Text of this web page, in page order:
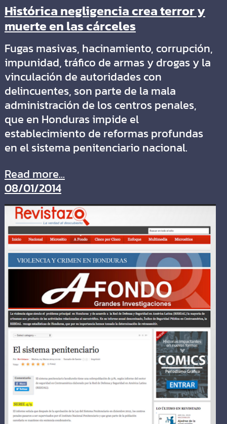
Histórica negligencia crea terror y
muerte en las cárceles
Fugas masivas, hacinamiento, corrupción,
impunidad, tráfico de armas y drogas y la
vinculación de autoridades con
delincuentes, son parte de la mala
administración de los centros penales,
que en Honduras impide el
establecimiento de reformas profundas
en el sistema penitenciario nacional.
Read more...
08/01/2014